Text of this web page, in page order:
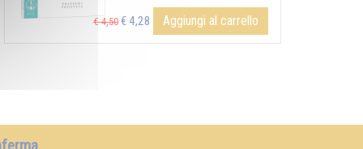
€ 4,50 € 4,28 Aggiungi al carrello